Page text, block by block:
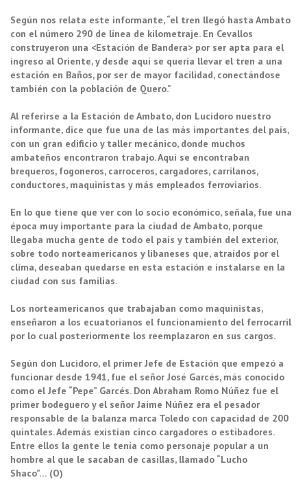
Según nos relata este informante, “el tren llegó hasta Ambato
con el número 290 de línea de kilometraje. En Cevallos
construyeron una <Estación de Bandera> por ser apta para el
ingreso al Oriente, y desde aquí se quería llevar el tren a una
estación en Baños, por ser de mayor facilidad, conectándose
también con la población de Quero.”
Al referirse a la Estación de Ambato, don Lucidoro nuestro
informante, dice que fue una de las más importantes del país,
con un gran edificio y taller mecánico, donde muchos
ambateños encontraron trabajo. Aquí se encontraban
brequeros, fogoneros, carroceros, cargadores, carrilanos,
conductores, maquinistas y más empleados ferroviarios.
En lo que tiene que ver con lo socio económico, señala, fue una
época muy importante para la ciudad de Ambato, porque
llegaba mucha gente de todo el país y también del exterior,
sobre todo norteamericanos y libaneses que, atraídos por el
clima, deseaban quedarse en esta estación e instalarse en la
ciudad con sus familias.
Los norteamericanos que trabajaban como maquinistas,
enseñaron a los ecuatorianos el funcionamiento del ferrocarril
por lo cual posteriormente los reemplazaron en sus cargos.
Según don Lucidoro, el primer Jefe de Estación que empezó a
funcionar desde 1941, fue el señor José Garcés, más conocido
como el Jefe “Pepe” Garcés. Don Abraham Romo Núñez fue el
primer bodeguero y el señor Jaime Núñez era el pesador
responsable de la balanza marca Toledo con capacidad de 200
quintales. Además existían cinco cargadores o estibadores.
Entre ellos la gente le tenía como personaje popular a un
hombre al que le sacaban de casillas, llamado “Lucho
Shaco”… (O)